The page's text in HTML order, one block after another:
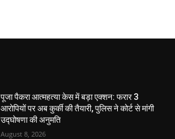
पूजा पैकरा आत्महत्या केस में बड़ा एक्शन: फरार 3
आरोपियों पर अब कुर्की की तैयारी, पुलिस ने कोर्ट से मांगी
उद्घोषणा की अनुमति
August 8, 2026